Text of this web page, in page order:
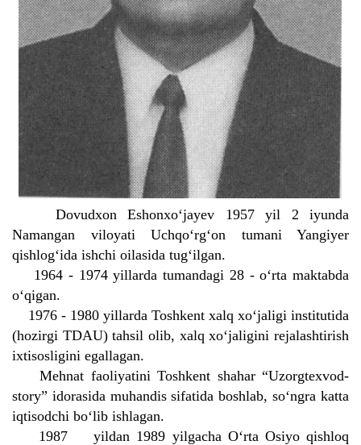
Dovudxon Eshonxo‘jayev 1957 yil 2 iyunda
Namangan viloyati Uchqo‘rg‘on tumani Yangiyer
qishlog‘ida ishchi oilasida tug‘ilgan.
1964 - 1974 yillarda tumandagi 28 - o‘rta maktabda
o‘qigan.
1976 - 1980 yillarda Toshkent xalq xo‘jaligi institutida
(hozirgi TDAU) tahsil olib, xalq xo‘jaligini rejalashtirish
ixtisosligini egallagan.
Mehnat faoliyatini Toshkent shahar “Uzorgtexvod-
story” idorasida muhandis sifatida boshlab, so‘ngra katta
iqtisodchi bo‘lib ishlagan.
1987 yildan 1989 yilgacha O‘rta Osiyo qishloq